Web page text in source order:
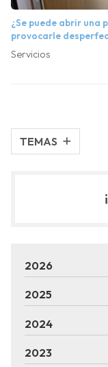
TEMAS
¿Se puede abrir una
provocarle
ella o a la cerradura?
Servicios
2026
2025
2024
2023